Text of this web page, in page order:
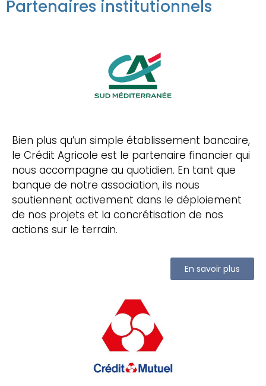
Partenaires institutionnels
Bien plus qu’un simple établissement bancaire,
le Crédit Agricole est le partenaire financier qui
nous accompagne au quotidien. En tant que
banque de notre association, ils nous
soutiennent activement dans le déploiement
de nos projets et la concrétisation de nos
actions sur le terrain.
En savoir plus